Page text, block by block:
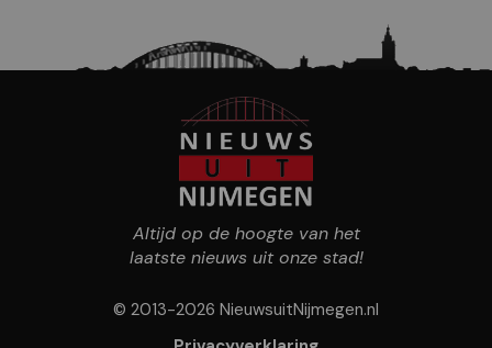
Altijd op de hoogte van het
laatste nieuws uit onze stad!
© 2013-2026 NieuwsuitNijmegen.nl